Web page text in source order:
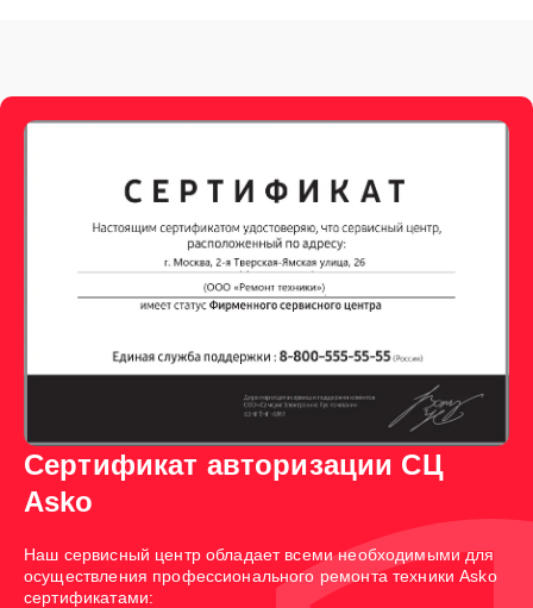
Сертификат авторизации СЦ
Asko
Наш сервисный центр обладает всеми необходимыми для
осуществления профессионального ремонта техники Asko
сертификатами: